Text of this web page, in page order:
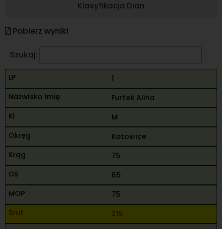
Klasyfikacja Dian
Pobierz wyniki
Szukaj:
1
Furtek Alina
M
Katowice
75
65
75
215